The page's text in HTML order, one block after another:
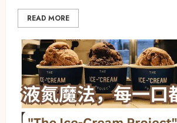
READ MORE